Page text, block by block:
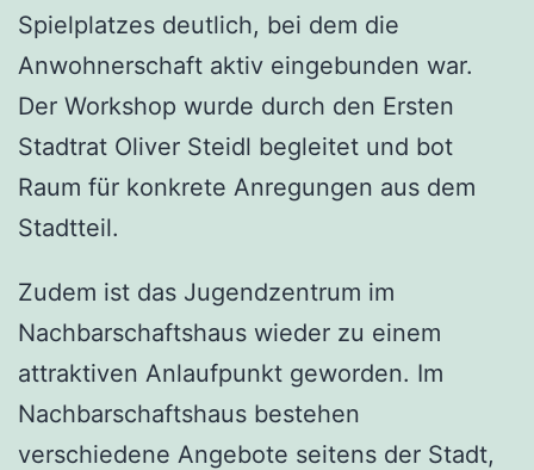
Spielplatzes deutlich, bei dem die
Anwohnerschaft aktiv eingebunden war.
Der Workshop wurde durch den Ersten
Stadtrat Oliver Steidl begleitet und bot
Raum für konkrete Anregungen aus dem
Stadtteil.
Zudem ist das Jugendzentrum im
Nachbarschaftshaus wieder zu einem
attraktiven Anlaufpunkt geworden. Im
Nachbarschaftshaus bestehen
verschiedene Angebote seitens der Stadt,